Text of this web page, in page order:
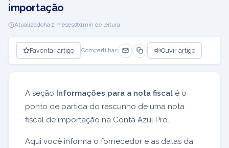
importação
Atualizadohá 2 meses 1min de leitura
Favoritar artigo Compartilhar: Ouvir artigo
A seção Informações para a nota fiscal é o
ponto de partida do rascunho de uma nota
fiscal de importação na Conta Azul Pro.
Aqui você informa o fornecedor e as datas da